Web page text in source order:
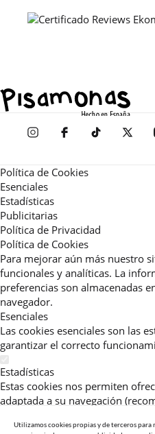
Política de Cookies
Esenciales
Estadísticas
Publicitarias
Política de Privacidad
Política de Cookies
Para mejorar aún más nuestro
funcionales y analíticas. La
preferencias son almacenadas
navegador.
Esenciales
Las cookies esenciales son las
garantizar el correcto
Estadísticas
Estas cookies nos permiten
adaptada a su navegación
consultadas, etc).Al activar esta
Utilizamos cookies propias y de terceros